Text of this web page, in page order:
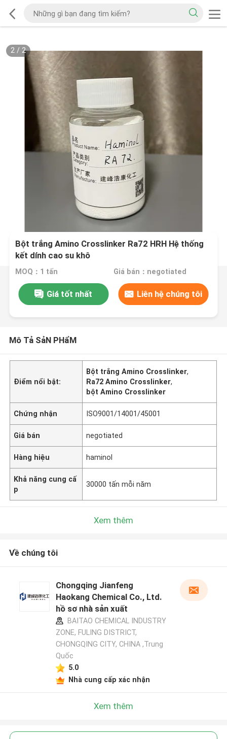
2/ 2
Bột trắng Amino Crosslinker Ra72 HRH Hệ thống
kết dính cao su khô
MOQ：1 tấn Giá bán：negotiated
Giá tốt nhất Liên hệ chúng tôi
Mô Tả SảN PHẩM
Điểm nổi bật:
Bột trắng Amino Crosslinker,
Ra72 Amino Crosslinker,
bột Amino Crosslinker
Chứng nhận ISO9001/14001/45001
Giá bán negotiated
Hàng hiệu haminol
Khả năng cung cấ
p
30000 tấn mỗi năm
Xem thêm
Về chúng tôi
Chongqing Jianfeng
Haokang Chemical Co., Ltd.
hồ sơ nhà sản xuất
BAITAO CHEMICAL INDUSTRY
ZONE, FULING DISTRICT,
CHONGQING CITY, CHINA ,Trung
Quốc
5.0
Nhà cung cấp xác nhận
Xem thêm